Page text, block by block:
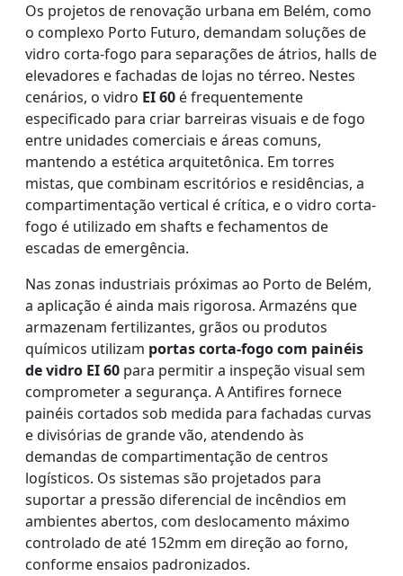
Os projetos de renovação urbana em Belém, como
o complexo Porto Futuro, demandam soluções de
vidro corta-fogo para separações de átrios, halls de
elevadores e fachadas de lojas no térreo. Nestes
cenários, o vidro EI 60 é frequentemente
especificado para criar barreiras visuais e de fogo
entre unidades comerciais e áreas comuns,
mantendo a estética arquitetônica. Em torres
mistas, que combinam escritórios e residências, a
compartimentação vertical é crítica, e o vidro corta-
fogo é utilizado em shafts e fechamentos de
escadas de emergência.
Nas zonas industriais próximas ao Porto de Belém,
a aplicação é ainda mais rigorosa. Armazéns que
armazenam fertilizantes, grãos ou produtos
químicos utilizam portas corta-fogo com painéis
de vidro EI 60 para permitir a inspeção visual sem
comprometer a segurança. A Antifires fornece
painéis cortados sob medida para fachadas curvas
e divisórias de grande vão, atendendo às
demandas de compartimentação de centros
logísticos. Os sistemas são projetados para
suportar a pressão diferencial de incêndios em
ambientes abertos, com deslocamento máximo
controlado de até 152mm em direção ao forno,
conforme ensaios padronizados.